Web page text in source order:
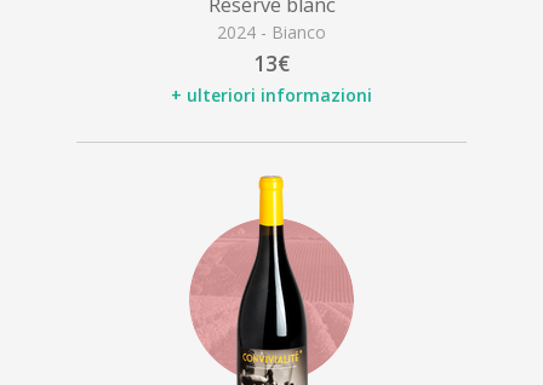
2024 - Bianco
13€
+ ulteriori informazioni